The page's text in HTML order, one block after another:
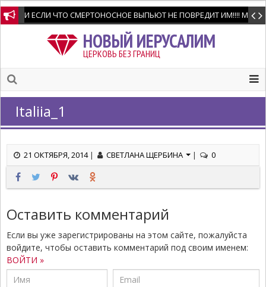
И ЕСЛИ ЧТО СМЕРТОНОСНОЕ ВЫПЬЮТ НЕ ПОВРЕДИТ ИМ!!!! Мне
НОВЫЙ ИЕРУСАЛИМ
ЦЕРКОВЬ БЕЗ ГРАНИЦ
Italiia_1
21 ОКТЯБРЯ, 2014| СВЕТЛАНА ЩЕРБИНА | 0
Оставить комментарий
Если вы уже зарегистрированы на этом сайте, пожалуйста
войдите, чтобы оставить комментарий под своим именем:
ВОЙТИ »